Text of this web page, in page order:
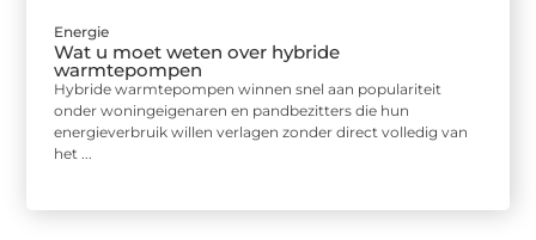
Energie
Wat u moet weten over hybride
warmtepompen
Hybride warmtepompen winnen snel aan populariteit
onder woningeigenaren en pandbezitters die hun
energieverbruik willen verlagen zonder direct volledig van
het ...